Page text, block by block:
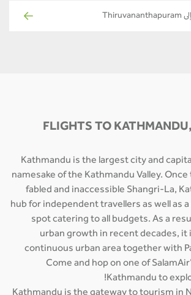
FLIGHTS TO
Kathmandu is the largest city and
namesake of the Kathmandu Valley.
fabled and inaccessible Shangri-La,
hub for independent travellers as well
spot catering to all budgets. As a
urban growth in recent decades,
continuous urban area together with
Come and hop on one of
Kathmandu to
Kathmandu is the gateway to tourism in